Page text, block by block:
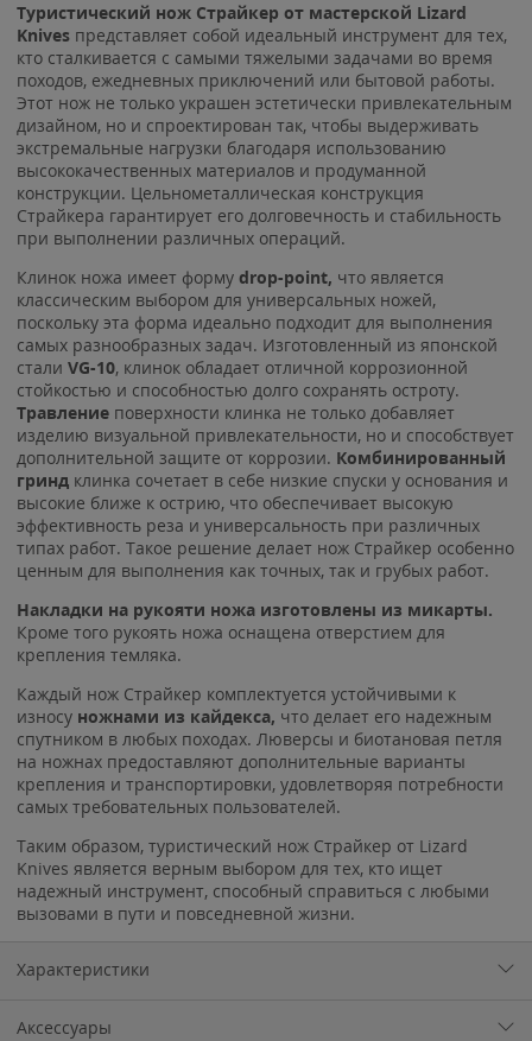
Туристический нож Страйкер от мастерской Lizard
Knives представляет собой идеальный инструмент для тех,
кто сталкивается с самыми тяжелыми задачами во время
походов, ежедневных приключений или бытовой работы.
Этот нож не только украшен эстетически привлекательным
дизайном, но и спроектирован так, чтобы выдерживать
экстремальные нагрузки благодаря использованию
высококачественных материалов и продуманной
конструкции. Цельнометаллическая конструкция
Страйкера гарантирует его долговечность и стабильность
при выполнении различных операций.
Клинок ножа имеет форму drop-point, что является
классическим выбором для универсальных ножей,
поскольку эта форма идеально подходит для выполнения
самых разнообразных задач. Изготовленный из японской
стали VG-10, клинок обладает отличной коррозионной
стойкостью и способностью долго сохранять остроту.
Травление поверхности клинка не только добавляет
изделию визуальной привлекательности, но и способствует
дополнительной защите от коррозии. Комбинированный
гринд клинка сочетает в себе низкие спуски у основания и
высокие ближе к острию, что обеспечивает высокую
эффективность реза и универсальность при различных
типах работ. Такое решение делает нож Страйкер особенно
ценным для выполнения как точных, так и грубых работ.
Накладки на рукояти ножа изготовлены из микарты.
Кроме того рукоять ножа оснащена отверстием для
крепления темляка.
Каждый нож Страйкер комплектуется устойчивыми к
износу ножнами из кайдекса, что делает его надежным
спутником в любых походах. Люверсы и биотановая петля
на ножнах предоставляют дополнительные варианты
крепления и транспортировки, удовлетворяя потребности
самых требовательных пользователей.
Таким образом, туристический нож Страйкер от Lizard
Knives является верным выбором для тех, кто ищет
надежный инструмент, способный справиться с любыми
вызовами в пути и повседневной жизни.
Характеристики
Аксессуары